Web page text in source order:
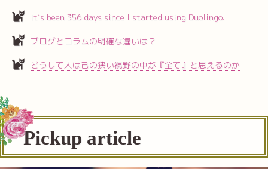
It’s been 356 days since I started using Duolingo.
ブログとコラムの明確な違いは？
どうして人は己の狭い視野の中が『全て』と思えるのか
Pickup article